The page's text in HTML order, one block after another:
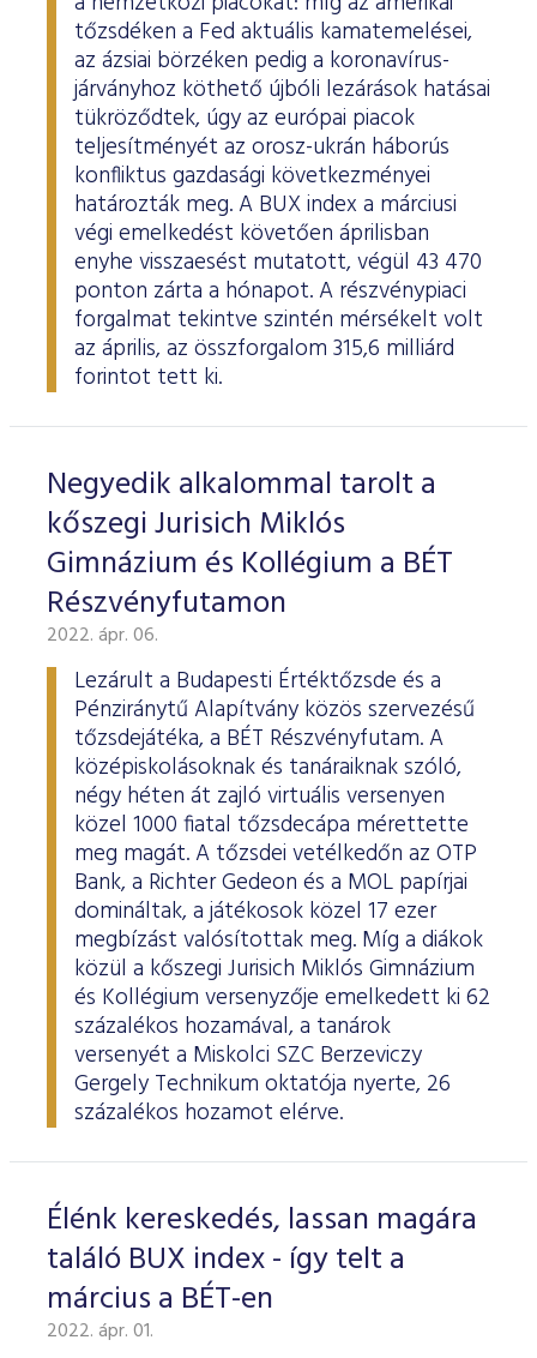
tőzsdéken a Fed aktuális kamatemelései,
az ázsiai börzéken pedig a koronavírus-
járványhoz köthető újbóli lezárások hatásai
tükröződtek, úgy az európai piacok
teljesítményét az orosz-ukrán háborús
konfliktus gazdasági következményei
határozták meg. A BUX index a márciusi
végi emelkedést követően áprilisban
enyhe visszaesést mutatott, végül 43 470
ponton zárta a hónapot. A részvénypiaci
forgalmat tekintve szintén mérsékelt volt
az április, az összforgalom 315,6 milliárd
forintot tett ki.
Negyedik alkalommal tarolt a
kőszegi Jurisich Miklós
Gimnázium és Kollégium a BÉT
Részvényfutamon
2022. ápr. 06.
Lezárult a Budapesti Értéktőzsde és a
Pénziránytű Alapítvány közös szervezésű
tőzsdejátéka, a BÉT Részvényfutam. A
középiskolásoknak és tanáraiknak szóló,
négy héten át zajló virtuális versenyen
közel 1000 fiatal tőzsdecápa mérettette
meg magát. A tőzsdei vetélkedőn az OTP
Bank, a Richter Gedeon és a MOL papírjai
domináltak, a játékosok közel 17 ezer
megbízást valósítottak meg. Míg a diákok
közül a kőszegi Jurisich Miklós Gimnázium
és Kollégium versenyzője emelkedett ki 62
százalékos hozamával, a tanárok
versenyét a Miskolci SZC Berzeviczy
Gergely Technikum oktatója nyerte, 26
százalékos hozamot elérve.
Élénk kereskedés, lassan magára
találó BUX index - így telt a
március a BÉT-en
2022. ápr. 01.